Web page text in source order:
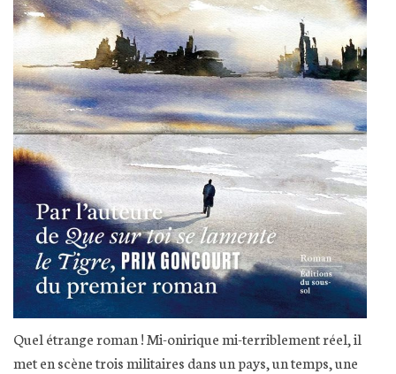
Quel étrange roman ! Mi-onirique mi-terriblement réel, il
met en scène trois militaires dans un pays, un temps, une